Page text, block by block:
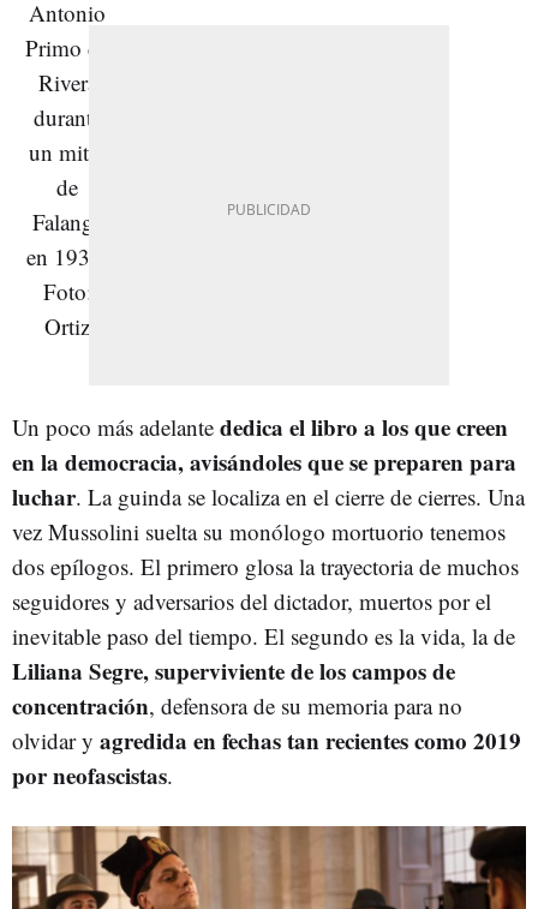
Un poco más adelante dedica el libro a los que creen
en la democracia, avisándoles que se preparen para
luchar. La guinda se localiza en el cierre de cierres. Una
vez Mussolini suelta su monólogo mortuorio tenemos
dos epílogos. El primero glosa la trayectoria de muchos
seguidores y adversarios del dictador, muertos por el
inevitable paso del tiempo. El segundo es la vida, la de
Liliana Segre, superviviente de los campos de
concentración, defensora de su memoria para no
olvidar y agredida en fechas tan recientes como 2019
por neofascistas.